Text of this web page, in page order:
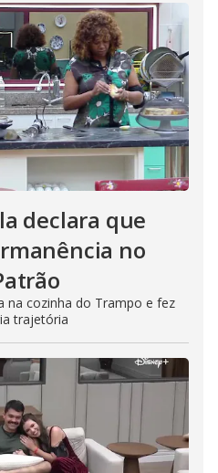
declara que
no
na cozinha do Trampo e fez
trajetória